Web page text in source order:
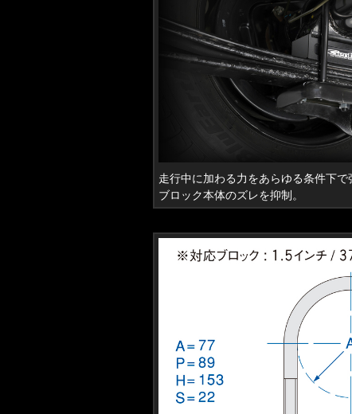
走行中に加わる力をあらゆる条件下
ブロック本体のズレを抑制。